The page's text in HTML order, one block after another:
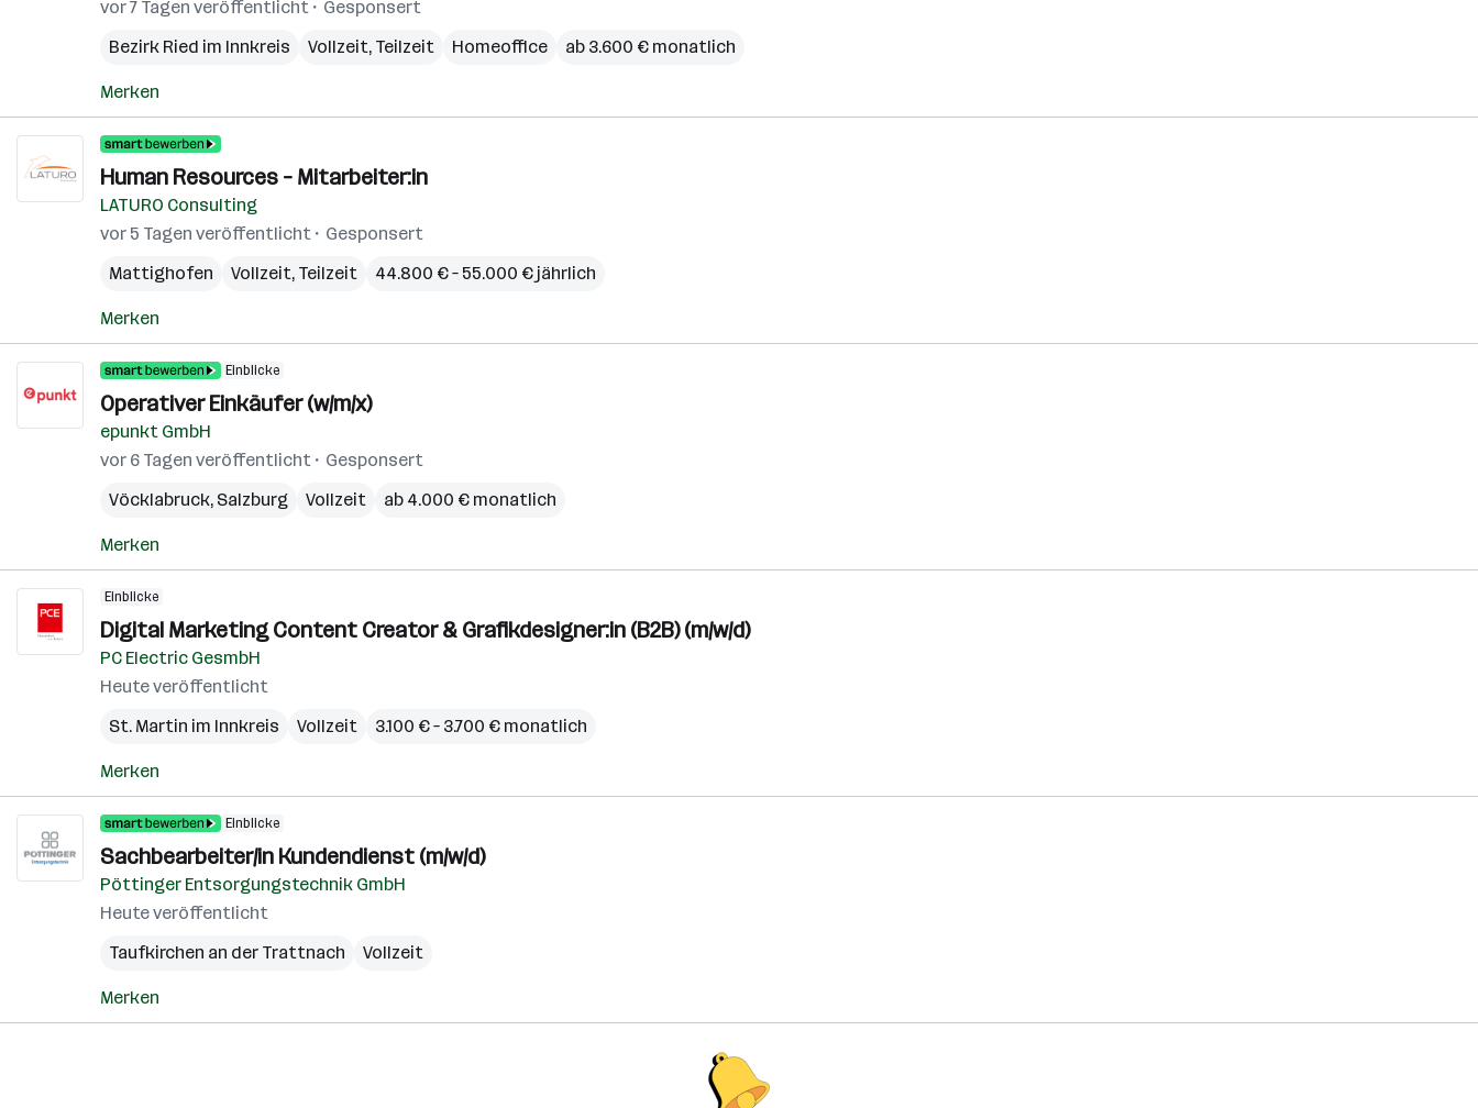
vor 7 Tagen veröffentlicht
Gesponsert
Bezirk Ried im Innkreis
Vollzeit, Teilzeit Homeoffice ab 3.600 € monatlich
Merken
Human Resources – Mitarbeiter:in
LATURO Consulting
vor 5 Tagen veröffentlicht
Gesponsert
Mattighofen
Vollzeit, Teilzeit 44.800 € – 55.000 € jährlich
Merken
Einblicke
Operativer Einkäufer (w/m/x)
epunkt GmbH
vor 6 Tagen veröffentlicht
Gesponsert
Vöcklabruck, Salzburg Vollzeit ab 4.000 € monatlich
Merken
Einblicke
Digital Marketing Content Creator & Grafikdesigner:in (B2B) (m/w/d)
PC Electric GesmbH
Heute veröffentlicht
St. Martin im Innkreis
Vollzeit 3.100 € – 3.700 € monatlich
Merken
Einblicke
Sachbearbeiter/in Kundendienst (m/w/d)
Pöttinger Entsorgungstechnik GmbH
Heute veröffentlicht
Taufkirchen an der Trattnach
Vollzeit
Merken